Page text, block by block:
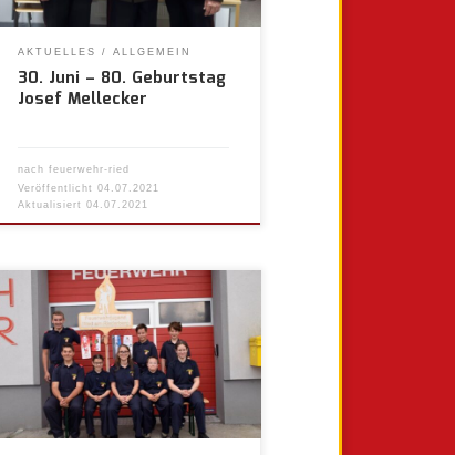
AKTUELLES ALLGEMEIN
30. Juni – 80. Geburtstag
Josef Mellecker
nachfeuerwehr-ried
Veröffentlicht04.07.2021
Aktualisiert04.07.2021